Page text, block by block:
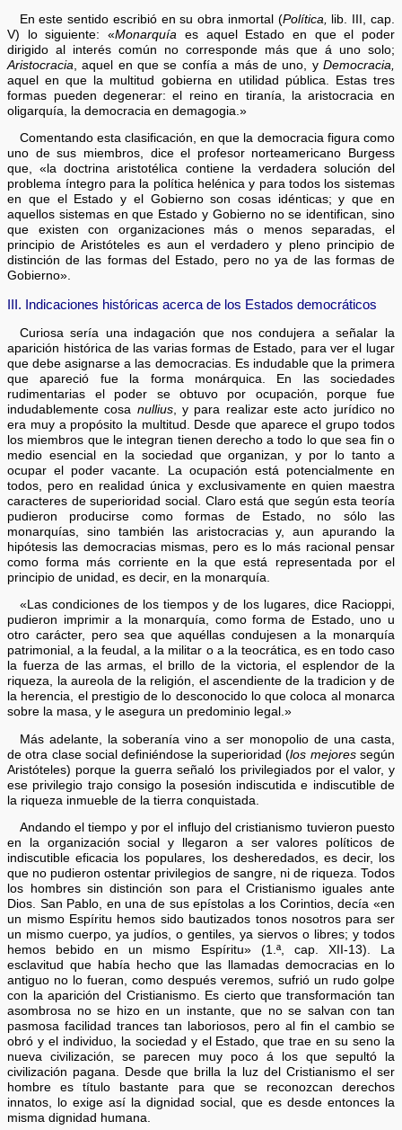
En este sentido escribió en su obra inmortal (Política,
lib. III, cap.
V) lo siguiente: «Monarquía es aquel Estado en que el poder
dirigido al interés común no corresponde más que á uno solo;
Aristocracia , aquel en que se confía a más de uno, y Democracia,
aquel en que la multitud gobierna en utilidad pública. Estas tres
formas pueden degenerar: el reino en tiranía, la aristocracia en
oligarquía, la democracia en demagogia.»
Comentando esta clasificación, en que la democracia figura como
uno de sus miembros, dice el profesor norteamericano Burgess
que, «la doctrina aristotélica contiene la verdadera solución del
problema íntegro para la política helénica y para todos los sistemas
en que el Estado y el Gobierno son cosas idénticas; y que en
aquellos sistemas en que Estado y Gobierno no se identifican, sino
que existen con organizaciones más o menos separadas, el
principio de Aristóteles es aun el verdadero y pleno principio de
distinción de las formas del Estado, pero no ya de las formas de
Gobierno».
III. Indicaciones históricas acerca de los Estados democráticos
Curiosa sería una indagación que nos condujera a señalar la
aparición histórica de las varias formas de Estado, para ver el lugar
que debe asignarse a las democracias. Es indudable que la primera
que apareció fue la forma monárquica. En las sociedades
rudimentarias el poder se obtuvo por ocupación, porque fue
indudablemente cosa nullius, y para realizar este acto jurídico no
era muy a propósito la multitud. Desde que aparece el grupo todos
los miembros que le integran tienen derecho a todo lo que sea fin o
medio esencial en la sociedad que organizan, y por lo tanto a
ocupar el poder vacante. La ocupación está potencialmente en
todos, pero en realidad única y exclusivamente en quien maestra
caracteres de superioridad social. Claro está que según esta teoría
pudieron producirse como formas de Estado, no sólo las
monarquías, sino también las aristocracias y, aun apurando la
hipótesis las democracias mismas, pero es lo más racional pensar
como forma más corriente en la que está representada por el
principio de unidad, es decir, en la monarquía.
«Las condiciones de los tiempos y de los lugares, dice Racioppi,
pudieron imprimir a la monarquía, como forma de Estado, uno u
otro carácter, pero sea que aquéllas condujesen a la monarquía
patrimonial, a la feudal, a la militar o a la teocrática, es en todo caso
la fuerza de las armas, el brillo de la victoria, el esplendor de la
riqueza, la aureola de la religión, el ascendiente de la tradicion y de
la herencia, el prestigio de lo desconocido lo que coloca al monarca
sobre la masa, y le asegura un predominio legal.»
Más adelante, la soberanía vino a ser monopolio de una casta,
de otra clase social definiéndose la superioridad (los mejoressegún
Aristóteles) porque la guerra señaló los privilegiados por el valor, y
ese privilegio trajo consigo la posesión indiscutida e indiscutible de
la riqueza inmueble de la tierra conquistada.
Andando el tiempo y por el influjo del cristianismo tuvieron puesto
en la organización social y llegaron a ser valores políticos de
indiscutible eficacia los populares, los desheredados, es decir, los
que no pudieron ostentar privilegios de sangre, ni de riqueza. Todos
los hombres sin distinción son para el Cristianismo iguales ante
Dios. San Pablo, en una de sus epístolas a los Corintios, decía «en
un mismo Espíritu hemos sido bautizados tonos nosotros para ser
un mismo cuerpo, ya judíos, o gentiles, ya siervos o libres; y todos
hemos bebido en un mismo Espíritu» (1.ª, cap. XII-13). La
esclavitud que había hecho que las llamadas democracias en lo
antiguo no lo fueran, como después veremos, sufrió un rudo golpe
con la aparición del Cristianismo. Es cierto que transformación tan
asombrosa no se hizo en un instante, que no se salvan con tan
pasmosa facilidad trances tan laboriosos, pero al fin el cambio se
obró y el individuo, la sociedad y el Estado, que trae en su seno la
nueva civilización, se parecen muy poco á los que sepultó la
civilización pagana. Desde que brilla la luz del Cristianismo el ser
hombre es título bastante para que se reconozcan derechos
innatos, lo exige así la dignidad social, que es desde entonces la
misma dignidad humana.